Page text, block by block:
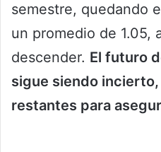
semestre, quedando
un promedio de 1.05,
descender. El futuro
sigue siendo
restantes para